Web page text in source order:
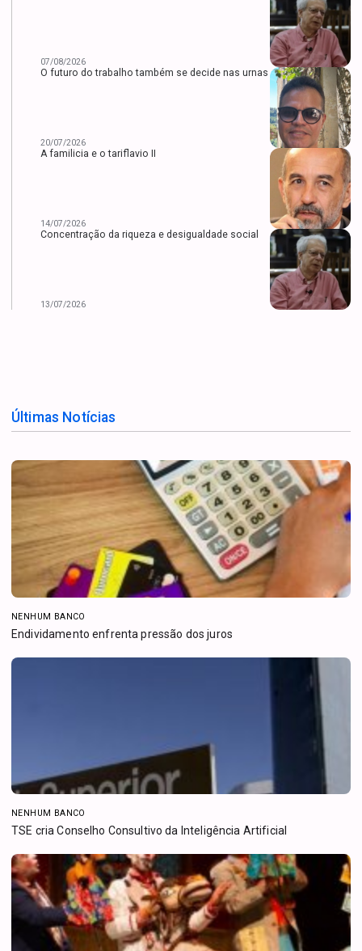
07/08/2026
O futuro do trabalho também se decide nas urnas
20/07/2026
A familicia e o tariflavio II
14/07/2026
Concentração da riqueza e desigualdade social
13/07/2026
Últimas Notícias
NENHUM BANCO
Endividamento enfrenta pressão dos juros
NENHUM BANCO
TSE cria Conselho Consultivo da Inteligência Artificial